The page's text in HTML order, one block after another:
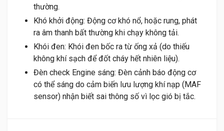
thường.
Khó khởi động: Động cơ khó nổ, hoặc rung, phát
ra âm thanh bất thường khi chạy không tải.
Khói đen: Khói đen bốc ra từ ống xả (do thiếu
không khí sạch để đốt cháy hết nhiên liệu).
Đèn check Engine sáng: Đèn cảnh báo động cơ
có thể sáng do cảm biến lưu lượng khí nạp (MAF
sensor) nhận biết sai thông số vì lọc gió bị tắc.